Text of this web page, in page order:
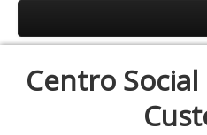
Resp.Sociais
Centro